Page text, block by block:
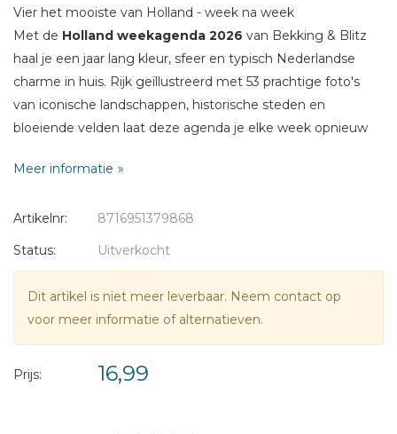
Vier het mooiste van Holland - week na week
Met de Holland weekagenda 2026 van Bekking & Blitz
haal je een jaar lang kleur, sfeer en typisch Nederlandse
charme in huis. Rijk geïllustreerd met 53 prachtige foto's
van iconische landschappen, historische steden en
bloeiende velden laat deze agenda je elke week opnieuw
weekoverzicht op één pagina, met voldoende ruimte voor
notities en duidelijke weeknummers - perfect voor
inspiratie.
- Voorzien van weeknummers
Meer informatie
Artikelnr:
8716951379868
Status:
Uitverkocht
Dit artikel is niet meer leverbaar. Neem contact op
voor meer informatie of alternatieven.
Prijs: 16,99
* = verplicht